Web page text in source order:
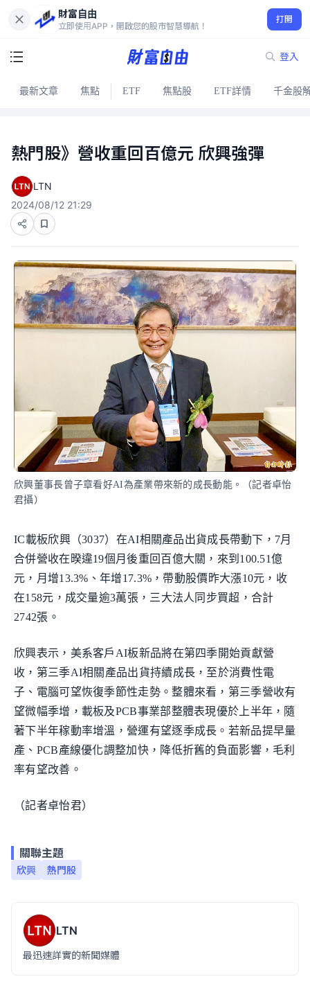
財富自由
立即使用APP，開啟您的股市智慧導航！
打開
登入
最新文章 焦點 ETF 焦點股 ETF詳情 千金股
熱門股》營收重回百億元 欣興強彈
LTN
2024/08/12 21:29
欣興董事長曾子章看好AI為產業帶來新的成長動能。（記者卓怡
君攝）
IC載板欣興（3037）在AI相關產品出貨成長帶動下，7月
合併營收在暌違19個月後重回百億大關，來到100.51億
元，月增13.3%、年增17.3%，帶動股價昨大漲10元，收
在158元，成交量逾3萬張，三大法人同步買超，合計
2742張。
欣興表示，美系客戶AI板新品將在第四季開始貢獻營
收，第三季AI相關產品出貨持續成長，至於消費性電
子、電腦可望恢復季節性走勢。整體來看，第三季營收有
望微幅季增，載板及PCB事業部整體表現優於上半年，隨
著下半年稼動率增溫，營運有望逐季成長。若新品提早量
產、PCB產線優化調整加快，降低折舊的負面影響，毛利
率有望改善。
（記者卓怡君）
關聯主題
欣興 熱門股
LTN
最迅速詳實的新聞媒體